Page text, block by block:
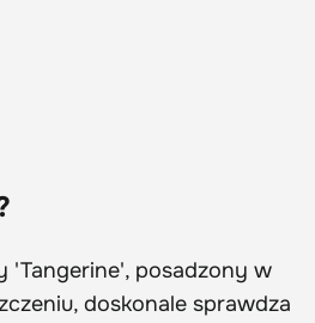
'Tangerine', posadzony w
doskonale sprawdza